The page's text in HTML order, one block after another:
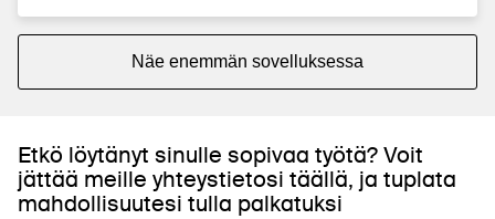
Näe enemmän sovelluksessa
Etkö löytänyt sinulle sopivaa työtä? Voit
jättää meille yhteystietosi täällä, ja tuplata
mahdollisuutesi tulla palkatuksi